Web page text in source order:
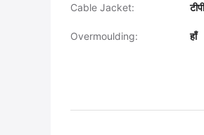
Cable Jacket:
Overmoulding: हाँ